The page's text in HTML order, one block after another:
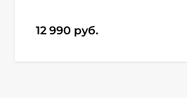
12 990 руб.